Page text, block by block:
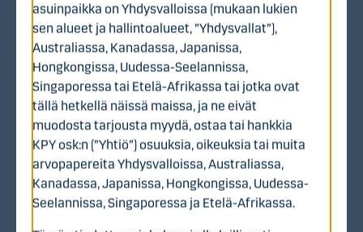
KPY lyhyesti
KPY on vuonna 1883 Suomessa perustettu
arvopohjainen osuuskunta ja moderni sijoitusyhtiö.
KPY:n tavoitteena on luoda omistajilleen arvoa ja
edistää yhteiskunnan elinvoimaisuutta vahvistamalla
yritysten kilpailukykyä, kasvua, kannattavuutta ja
uusiutumista aktiivisen omistajuuden kautta. KPY tekee
asuinpaikka on Yhdysvalloissa (mukaan lukien
sen alueet ja hallintoalueet, ”Yhdysvallat”),
Australiassa, Kanadassa, Japanissa,
Hongkongissa, Uudessa-Seelannissa,
Singaporessa tai Etelä-Afrikassa tai jotka ovat
tällä hetkellä näissä maissa, ja ne eivät
muodosta tarjousta myydä, ostaa tai hankkia
KPY osk:n (”Yhtiö”) osuuksia, oikeuksia tai muita
arvopapereita Yhdysvalloissa, Australiassa,
Kanadassa, Japanissa, Hongkongissa, Uudessa-
Seelannissa, Singaporessa ja Etelä-Afrikassa.